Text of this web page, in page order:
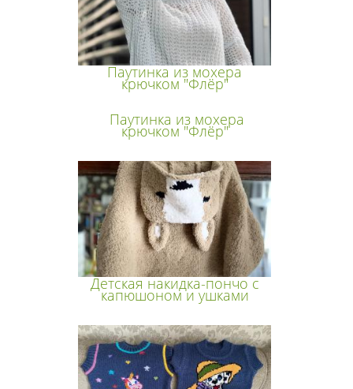
Паутинка из мохера
крючком "Флёр"
Паутинка из мохера
крючком "Флёр"
Детская накидка-пончо с
капюшоном и ушками